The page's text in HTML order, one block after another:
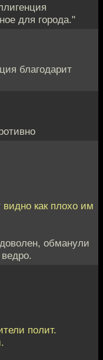
для города."
благодарит
как плохо им
обманули
полит.